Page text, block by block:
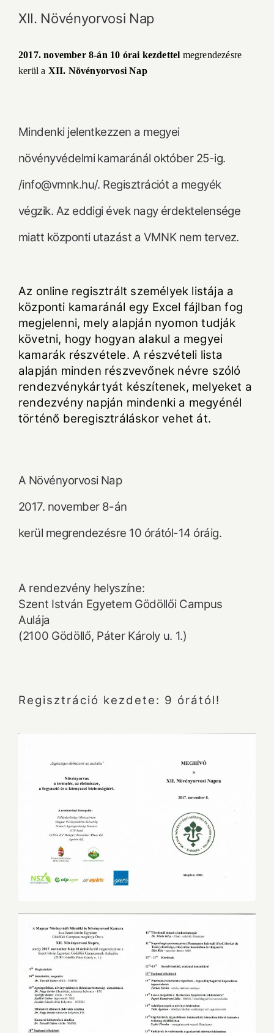
XII. Növényorvosi Nap
2017. november 8-án 10 órai kezdettel megrendezésre
kerül a XII. Növényorvosi Nap
Mindenki jelentkezzen a megyei
növényvédelmi kamaránál október 25-ig.
/info@vmnk.hu/. Regisztrációt a megyék
végzik. Az eddigi évek nagy érdektelensége
miatt központi utazást a VMNK nem tervez.
Az online regisztrált személyek listája a
központi kamaránál egy Excel fájlban fog
megjelenni, mely alapján nyomon tudják
követni, hogy hogyan alakul a megyei
kamarák részvétele. A részvételi lista
alapján minden részvevőnek névre szóló
rendezvénykártyát készítenek, melyeket a
rendezvény napján mindenki a megyénél
történő beregisztráláskor vehet át.
A Növényorvosi Nap
2017. november 8-án
kerül megrendezésre 10 órától-14 óráig.
A rendezvény helyszíne:
Szent István Egyetem Gödöllői Campus
Aulája
(2100 Gödöllő, Páter Károly u. 1.)
Regisztráció kezdete: 9 órától!